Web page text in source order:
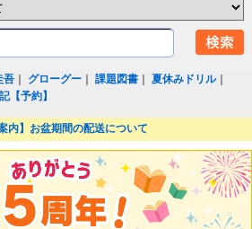
吾 グローグー ｜課題図書 ｜夏休みドリル｜
【予約】
案内】お盆期間の配送について